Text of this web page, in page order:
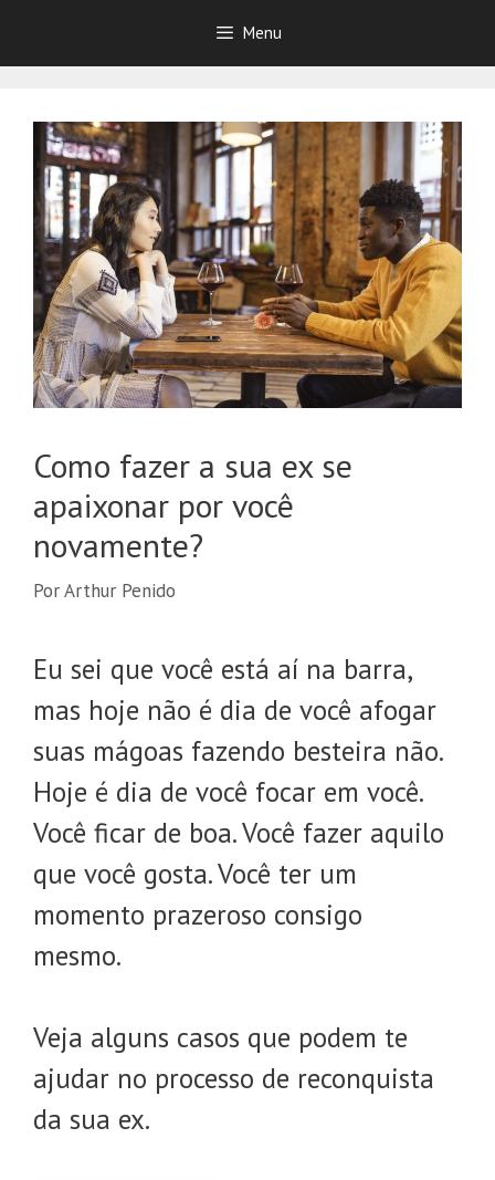
o
Menu
Como fazer a sua ex se
apaixonar por você
novamente?
PorArthur Penido
Eu sei que você está aí na barra,
mas hoje não é dia de você afogar
suas mágoas fazendo besteira não.
Hoje é dia de você focar em você.
Você ficar de boa. Você fazer aquilo
que você gosta. Você ter um
momento prazeroso consigo
mesmo.
Veja alguns casos que podem te
ajudar no processo de reconquista
da sua ex.